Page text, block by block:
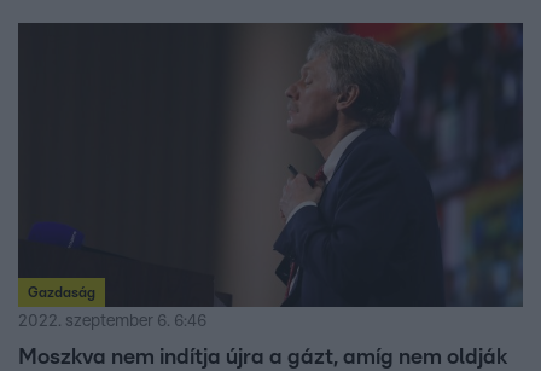
Gazdaság
2022. szeptember 6. 6:46
Moszkva nem indítja újra a gázt, amíg nem oldják